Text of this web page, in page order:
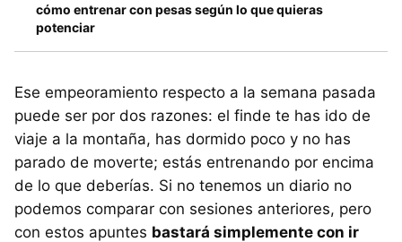
cómo entrenar con pesas según lo que quieras
potenciar
Ese empeoramiento respecto a la semana pasada
puede ser por dos razones: el finde te has ido de
viaje a la montaña, has dormido poco y no has
parado de moverte; estás entrenando por encima
de lo que deberías. Si no tenemos un diario no
podemos comparar con sesiones anteriores, pero
con estos apuntes bastará simplemente con ir